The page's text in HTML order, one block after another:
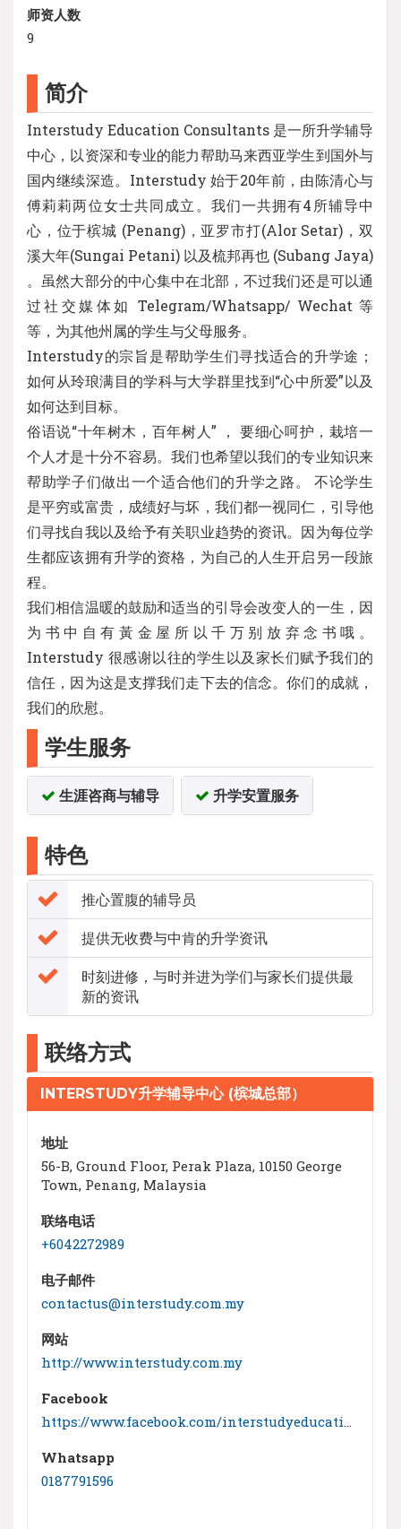
师资人数
9
简介
Interstudy Education Consultants 是一所升学辅导
中心，以资深和专业的能力帮助马来西亚学生到国外与
国内继续深造。Interstudy 始于20年前，由陈清心与
傅莉莉两位女士共同成立。我们一共拥有4所辅导中
心，位于槟城 (Penang)，亚罗市打(Alor Setar)，双
溪大年(Sungai Petani) 以及梳邦再也 (Subang Jaya)
。虽然大部分的中心集中在北部，不过我们还是可以通
过社交媒体如 Telegram/Whatsapp/ Wechat 等
等，为其他州属的学生与父母服务。
Interstudy的宗旨是帮助学生们寻找适合的升学途；
如何从玲琅满目的学科与大学群里找到“心中所爱”以及
如何达到目标。
俗语说“十年树木，百年树人” ， 要细心呵护，栽培一
个人才是十分不容易。我们也希望以我们的专业知识来
帮助学子们做出一个适合他们的升学之路。 不论学生
是平穷或富贵，成绩好与坏，我们都一视同仁，引导他
们寻找自我以及给予有关职业趋势的资讯。因为每位学
生都应该拥有升学的资格，为自己的人生开启另一段旅
程。
我们相信温暖的鼓励和适当的引导会改变人的一生，因
为书中自有黃金屋所以千万别放弃念书哦。
Interstudy 很感谢以往的学生以及家长们赋予我们的
信任，因为这是支撑我们走下去的信念。你们的成就，
我们的欣慰。
学生服务
生涯咨商与辅导 升学安置服务
特色
推心置腹的辅导员
提供无收费与中肯的升学资讯
时刻进修，与时并进为学们与家长们提供最
新的资讯
联络方式
INTERSTUDY升学辅导中心 (槟城总部）
地址
56-B, Ground Floor, Perak Plaza, 10150 George
Town, Penang, Malaysia
联络电话
+6042272989
电子邮件
contactus@interstudy.com.my
网站
http://www.interstudy.com.my
Facebook
Whatsapp
0187791596